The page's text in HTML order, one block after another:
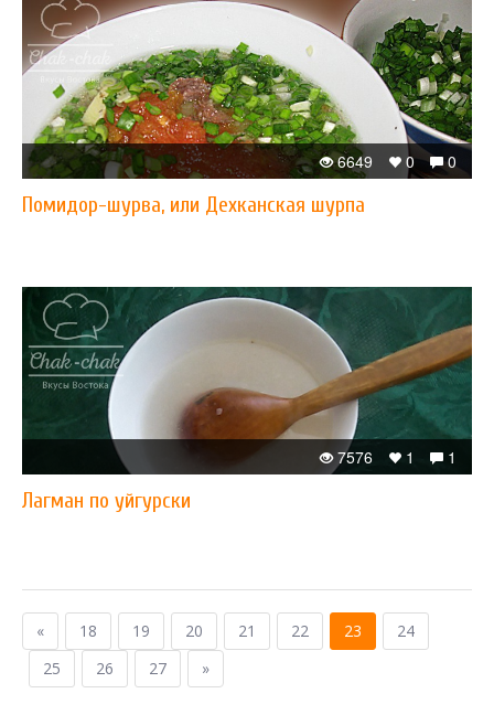
0
0
6649
Помидор-шурва, или Дехканская шурпа
1
1
7576
Лагман по уйгурски
« 18 19 20 21 22 23
24
25
26 27 »